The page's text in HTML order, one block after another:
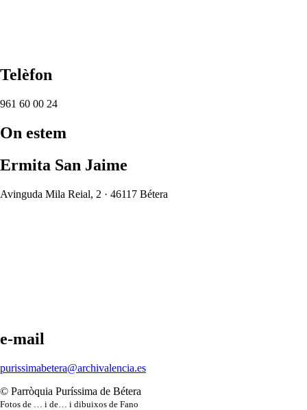
Telèfon
961 60 00 24
On estem
Ermita San Jaime
Avinguda Mila Reial, 2 · 46117 Bétera
e-mail
purissimabetera@archivalencia.es
© Parròquia Puríssima de Bétera
Fotos de … i de… i dibuixos de Fano